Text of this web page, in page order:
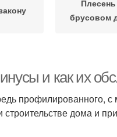
брусовом
и как их
профилированного,
дома и